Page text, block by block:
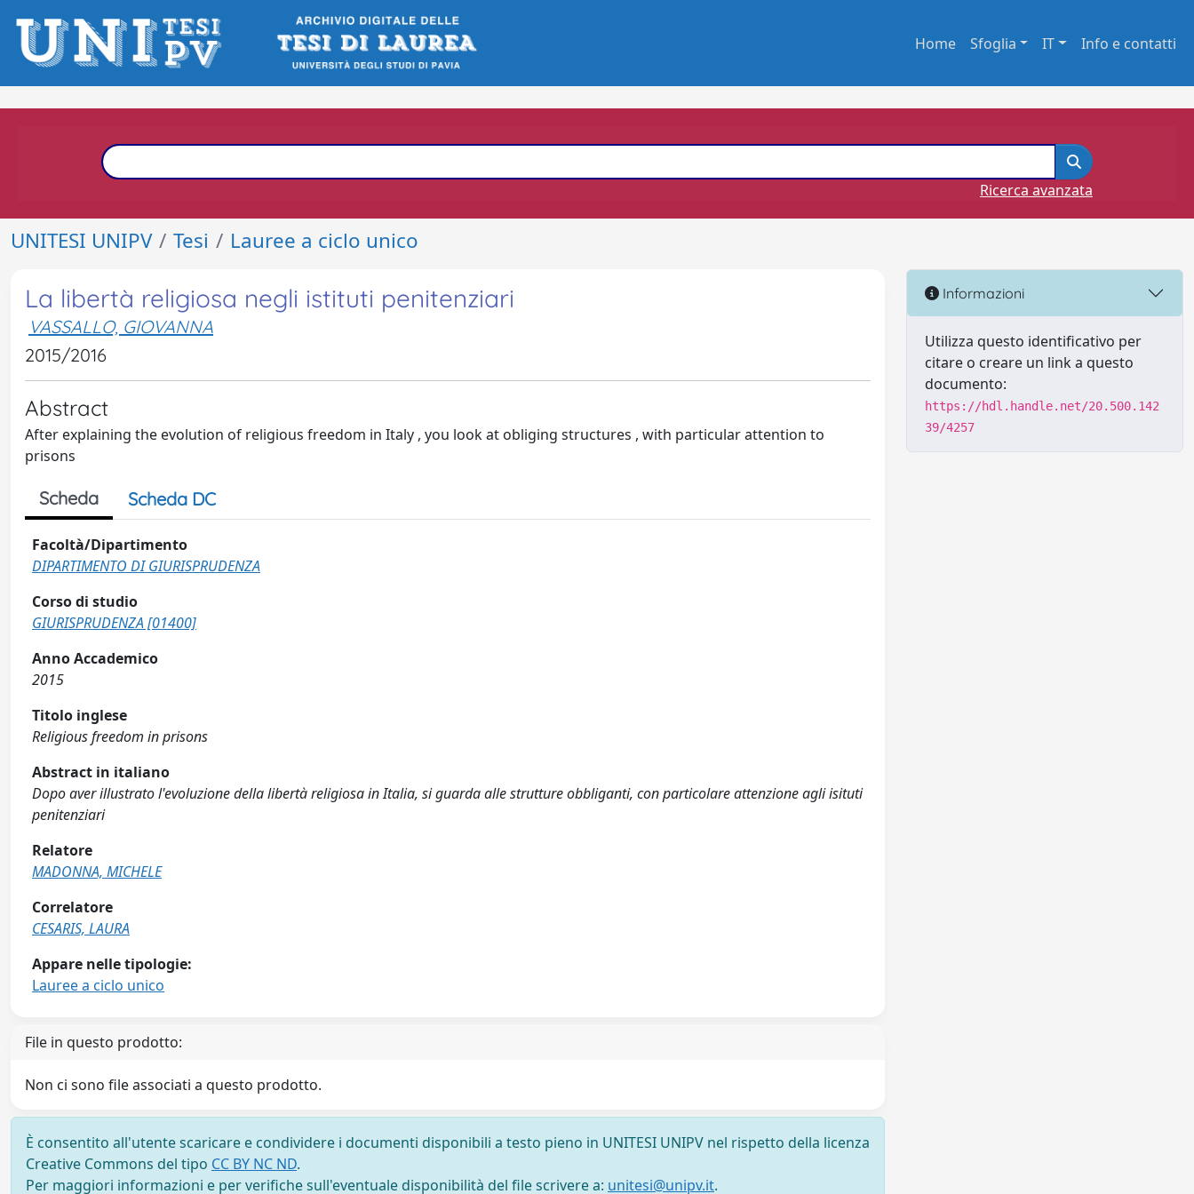
Home Sfoglia IT Info e contatti
Ricerca avanzata
UNITESI UNIPV Tesi Lauree a ciclo unico
La libertà religiosa negli istituti penitenziari
VASSALLO, GIOVANNA
2015/2016
Abstract
After explaining the evolution of religious freedom in Italy , you look at obliging structures , with particular attention to
prisons
Scheda Scheda DC
Facoltà/Dipartimento
DIPARTIMENTO DI GIURISPRUDENZA
Corso di studio
GIURISPRUDENZA [01400]
Anno Accademico
2015
Titolo inglese
Religious freedom in prisons
Abstract in italiano
Dopo aver illustrato l'evoluzione della libertà religiosa in Italia, si guarda alle strutture obbliganti, con particolare attenzione agli isituti
penitenziari
Relatore
MADONNA, MICHELE
Correlatore
CESARIS, LAURA
Appare nelle tipologie:
Lauree a ciclo unico
File in questo prodotto:
Non ci sono file associati a questo prodotto.
È consentito all'utente scaricare e condividere i documenti disponibili a testo pieno in UNITESI UNIPV nel rispetto della licenza
Creative Commons del tipo CC BY NC ND.
Per maggiori informazioni e per verifiche sull'eventuale disponibilità del file scrivere a: unitesi@unipv.it.
Informazioni
Utilizza questo identificativo per
citare o creare un link a questo
documento:
https://hdl.handle.net/20.500.142
39/4257